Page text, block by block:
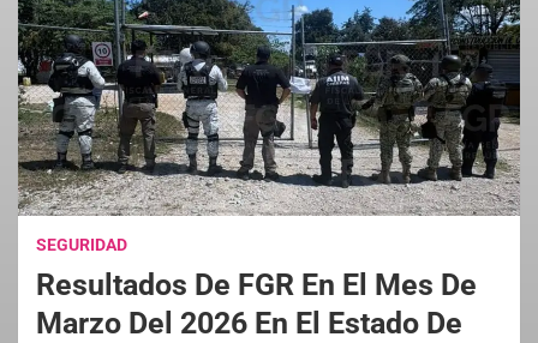
SEGURIDAD
Resultados De FGR En El Mes De
Marzo Del 2026 En El Estado De